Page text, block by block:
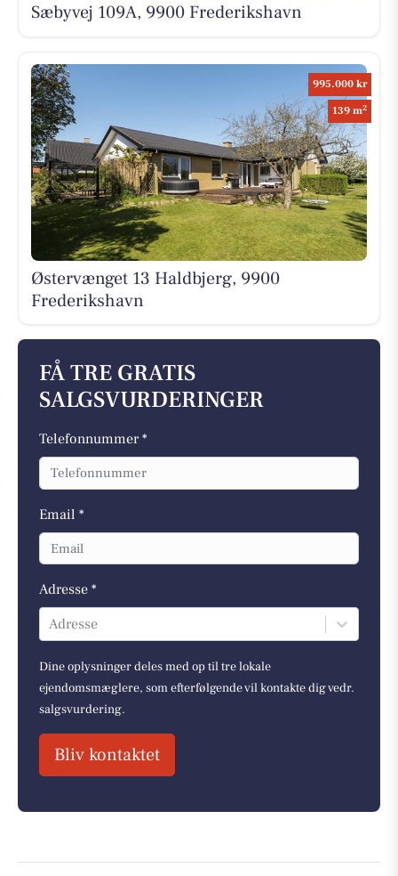
Sæbyvej 109A, 9900 Frederikshavn
995.000 kr
139 m2
Østervænget 13 Haldbjerg, 9900
Frederikshavn
FÅ TRE GRATIS
SALGSVURDERINGER
Telefonnummer *
Email *
Adresse *
Adresse
Dine oplysninger deles med op til tre lokale
ejendomsmæglere, som efterfølgende vil kontakte dig vedr.
salgsvurdering.
Bliv kontaktet